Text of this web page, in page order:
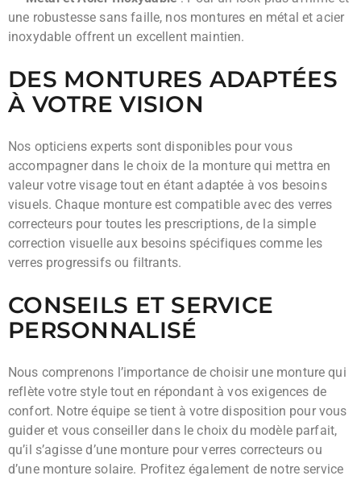
une robustesse sans faille, nos montures en métal et acier
inoxydable offrent un excellent maintien.
DES MONTURES ADAPTÉES
À VOTRE VISION
Nos opticiens experts sont disponibles pour vous
accompagner dans le choix de la monture qui mettra en
valeur votre visage tout en étant adaptée à vos besoins
visuels. Chaque monture est compatible avec des verres
correcteurs pour toutes les prescriptions, de la simple
correction visuelle aux besoins spécifiques comme les
verres progressifs ou filtrants.
CONSEILS ET SERVICE
PERSONNALISÉ
Nous comprenons l’importance de choisir une monture qui
reflète votre style tout en répondant à vos exigences de
confort. Notre équipe se tient à votre disposition pour vous
guider et vous conseiller dans le choix du modèle parfait,
qu’il s’agisse d’une monture pour verres correcteurs ou
d’une monture solaire. Profitez également de notre service